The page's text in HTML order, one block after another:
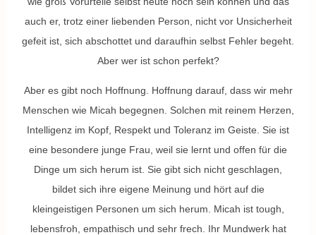
auch er, trotz einer liebenden Person, nicht vor Unsicherheit
gefeit ist, sich abschottet und daraufhin selbst Fehler begeht.
Aber wer ist schon perfekt?
Aber es gibt noch Hoffnung. Hoffnung darauf, dass wir mehr
Menschen wie Micah begegnen. Solchen mit reinem Herzen,
Intelligenz im Kopf, Respekt und Toleranz im Geiste. Sie ist
eine besondere junge Frau, weil sie lernt und offen für die
Dinge um sich herum ist. Sie gibt sich nicht geschlagen,
bildet sich ihre eigene Meinung und hört auf die
kleingeistigen Personen um sich herum. Micah ist tough,
lebensfroh, empathisch und sehr frech. Ihr Mundwerk hat